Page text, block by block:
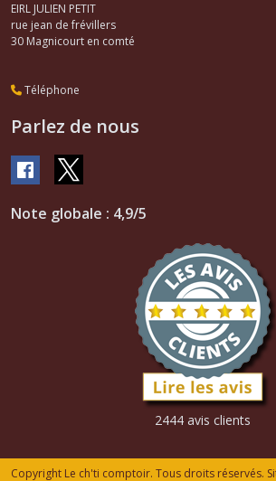
EIRL JULIEN PETIT
rue jean de frévillers
30 Magnicourt en comté
Téléphone
Parlez de nous
Note globale : 4,9/5
2444 avis clients
Copyright Le ch'ti comptoir. Tous droits réservés.